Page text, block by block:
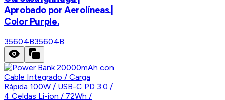
Aprobado por Aerolíneas.|
Color Purple.
35604B35604B